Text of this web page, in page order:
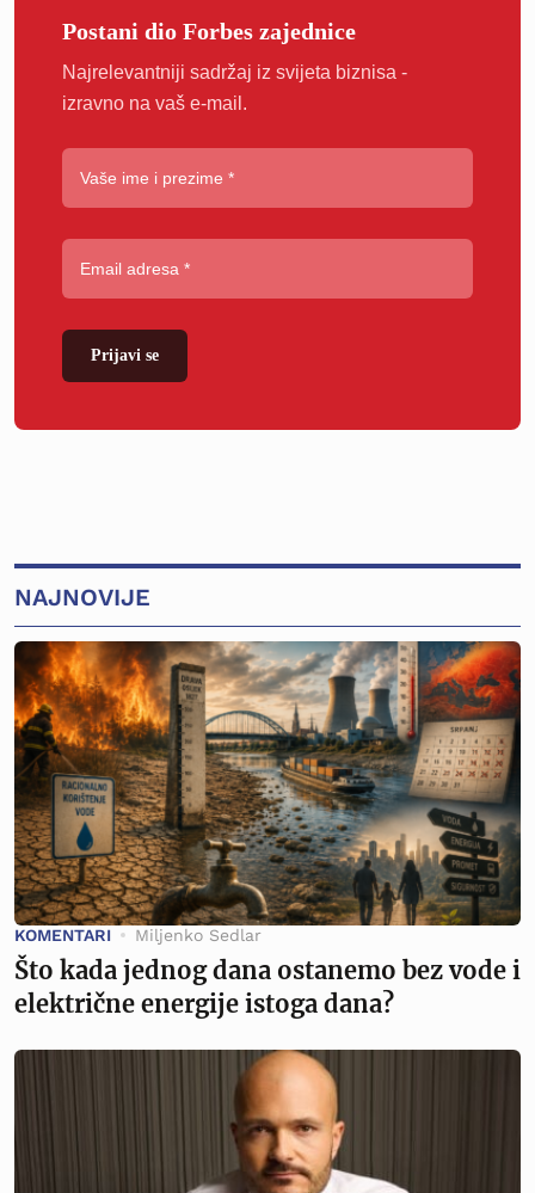
Postani dio Forbes zajednice
Najrelevantniji sadržaj iz svijeta biznisa -
izravno na vaš e-mail.
Prijavi se
NAJNOVIJE
KOMENTARI Miljenko Sedlar
Što kada jednog dana ostanemo bez vode i
električne energije istoga dana?